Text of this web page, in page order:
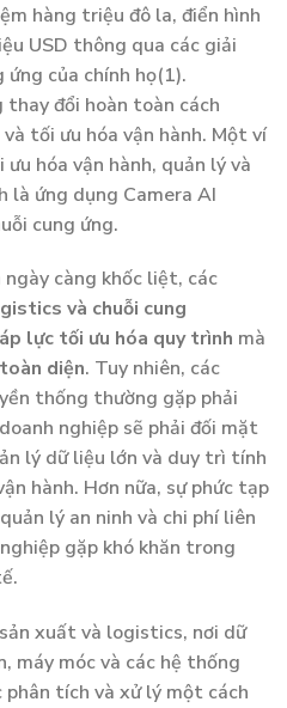
hàng triệu đô la, điển hình
USD thông qua các giải
ứng của chính họ(1).
đổi hoàn toàn cách
tối ưu hóa vận hành. Một ví
hóa vận hành, quản lý và
là ứng dụng Camera AI
cung ứng.
càng khốc liệt, các
và chuỗi cung
áp lực tối ưu hóa quy trình mà
diện. Tuy nhiên, các
thống thường gặp phải
nghiệp sẽ phải đối mặt
lý dữ liệu lớn và duy trì tính
hành. Hơn nữa, sự phức tạp
lý an ninh và chi phí liên
gặp khó khăn trong
xuất và logistics, nơi dữ
máy móc và các hệ thống
tích và xử lý một cách